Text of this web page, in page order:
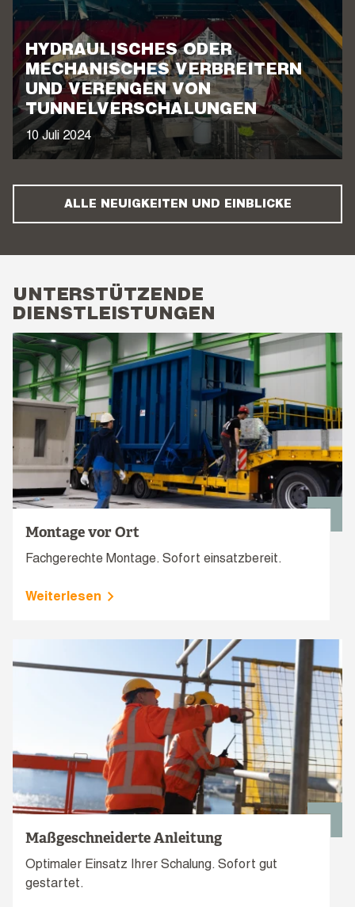
HYDRAULISCHES ODER
MECHANISCHES VERBREITERN
UND VERENGEN VON
TUNNELVERSCHALUNGEN
10 Juli 2024
ALLE NEUIGKEITEN UND EINBLICKE
UNTERSTÜTZENDE
DIENSTLEISTUNGEN
Montage vor Ort
Fachgerechte Montage. Sofort einsatzbereit.
Weiterlesen
Maßgeschneiderte Anleitung
Optimaler Einsatz Ihrer Schalung. Sofort gut
gestartet.